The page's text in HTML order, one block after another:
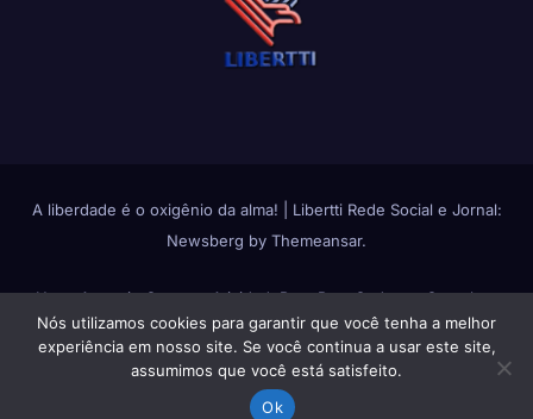
A liberdade é o oxigênio da alma!
Libertti Rede Social e Jornal:
Newsberg by Themeansar.
HomeAnuncie ConoscoAtividadeBate PapoCadastro Completo
Change avatarFluxos de AtividadesFotosGrupos LoginMembros
Política de Uso do Libertti
Nós utilizamos cookies para garantir que você tenha a melhor
experiência em nosso site. Se você continua a usar este site,
assumimos que você está satisfeito.
Ok